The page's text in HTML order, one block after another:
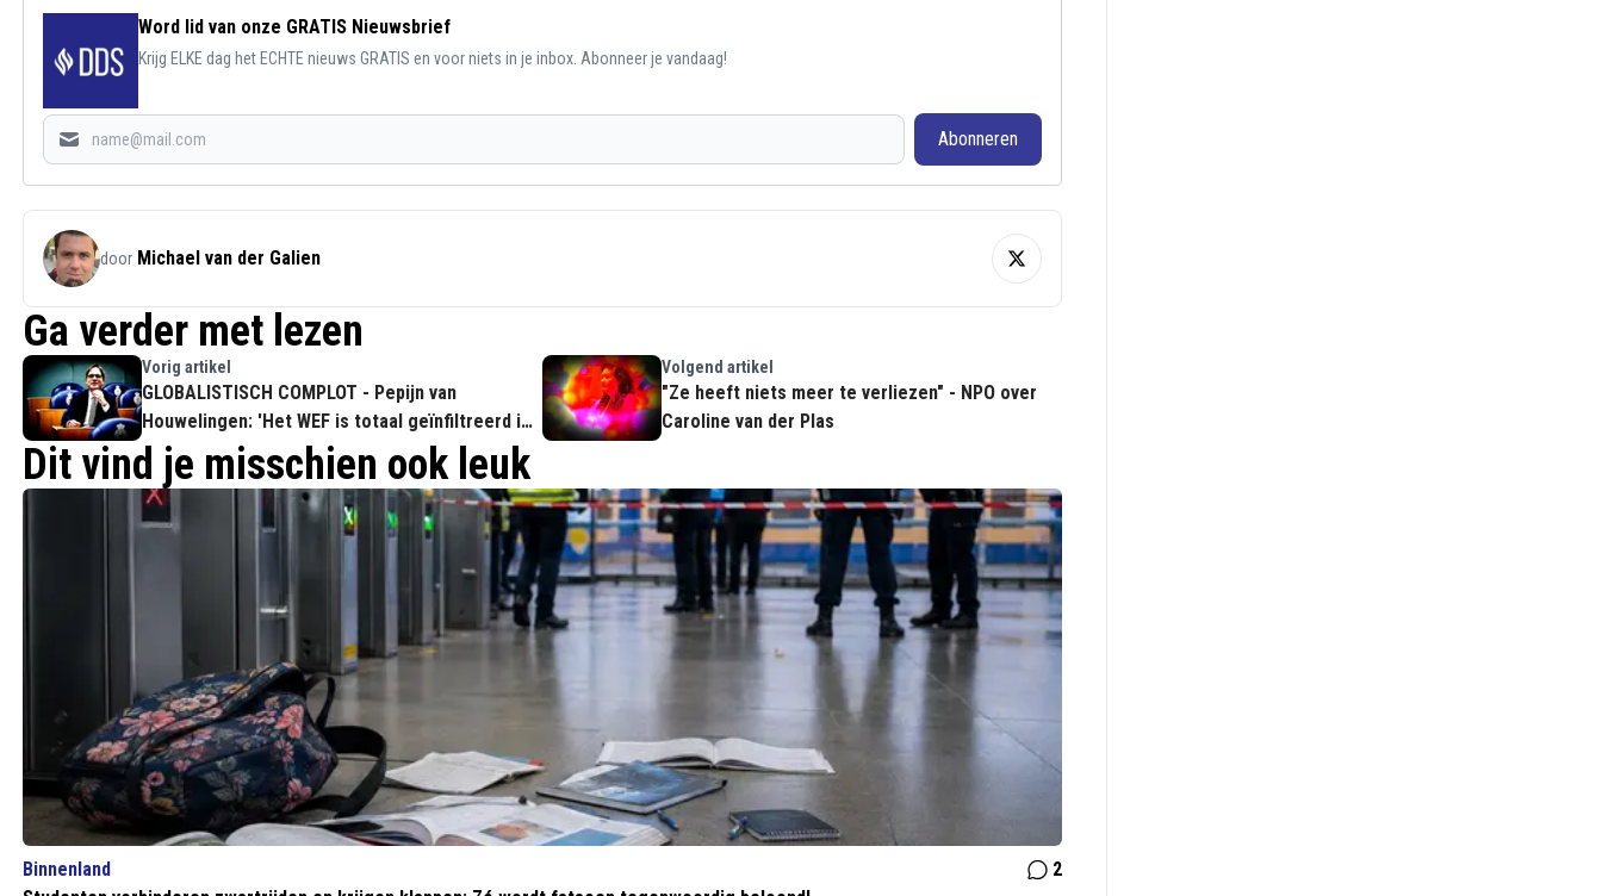
Word lid van onze GRATIS Nieuwsbrief
Krijg ELKE dag het ECHTE nieuws GRATIS en voor niets in je inbox. Abonneer je vandaag!
Abonneren
door Michael van der Galien
Ga verder met lezen
Vorig artikel
GLOBALISTISCH COMPLOT - Pepijn van
Houwelingen: 'Het WEF is totaal geïnfiltreerd in
ons staatsapparaat'
Volgend artikel
"Ze heeft niets meer te verliezen" - NPO over
Caroline van der Plas
Dit vind je misschien ook leuk
Binnenland
2